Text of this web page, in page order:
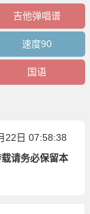
吉他弹唱谱
速度90
国语
22日 07:58:38
请务必保留本